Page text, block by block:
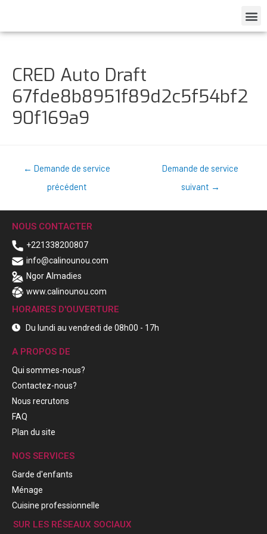
CRED Auto Draft
67fde8b8951f89d2c5f54bf2
90f169a9
← Demande de service
précédent
Demande de service
suivant →
NOUS CONTACTER
+221338200807
info@calinounou.com
Ngor Almadies
www.calinounou.com
HORAIRES D'OUVERTURE
Du lundi au vendredi de 08h00 - 17h
A PROPOS DE
Qui sommes-nous?
Contactez-nous?
Nous recrutons
FAQ
Plan du site
NOS SERVICES
Garde d'enfants
Ménage
Cuisine professionnelle
SUR LES RÉSEAUX SOCIAUX